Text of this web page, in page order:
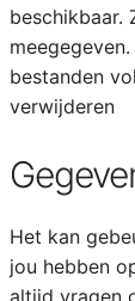
beschikbaar.
bestanden
verwijderen
Het kan
jou hebben
altijd vragen